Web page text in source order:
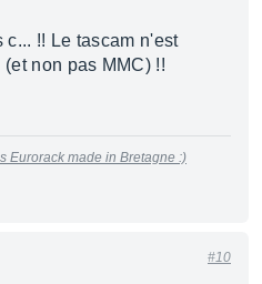
!! Le tascam n'est
non pas MMC) !!
Eurorack made in Bretagne :)
#10